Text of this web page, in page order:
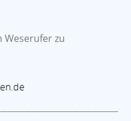
Weserufer zu